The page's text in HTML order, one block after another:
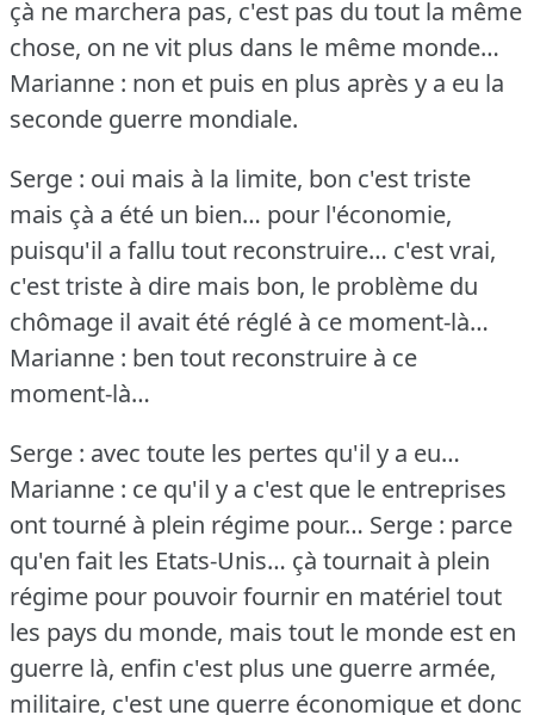
çà ne marchera pas, c'est pas du tout la même
chose, on ne vit plus dans le même monde…
Marianne : non et puis en plus après y a eu la
seconde guerre mondiale.
Serge : oui mais à la limite, bon c'est triste
mais çà a été un bien… pour l'économie,
puisqu'il a fallu tout reconstruire… c'est vrai,
c'est triste à dire mais bon, le problème du
chômage il avait été réglé à ce moment-là…
Marianne : ben tout reconstruire à ce
moment-là…
Serge : avec toute les pertes qu'il y a eu…
Marianne : ce qu'il y a c'est que le entreprises
ont tourné à plein régime pour… Serge : parce
qu'en fait les Etats-Unis… çà tournait à plein
régime pour pouvoir fournir en matériel tout
les pays du monde, mais tout le monde est en
guerre là, enfin c'est plus une guerre armée,
militaire, c'est une guerre économique et donc